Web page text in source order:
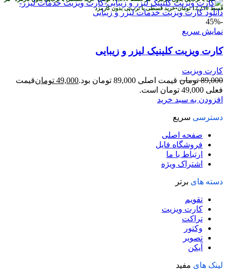
قسط12,250 تومان•خرید قسطی با ترب‌پی بدون کارمزد
-45%
نمایش سریع
کارت ویزیت کلینیک لیزر و زیبایی
کارت ویزیت
89,000 تومان قیمت اصلی 89,000 تومان بود. 49,000 تومانقیمت
فعلی 49,000 تومان است.
افزودن به سبد خرید
دسترسی سریع
صفحه اصلی
فروشگاه فایل
ارتباط با ما
اشتراک ویژه
دسته های برتر
تقویم
کارت ویزیت
تراکت
وکتور
تصویر
آیکن
لینک های مفید